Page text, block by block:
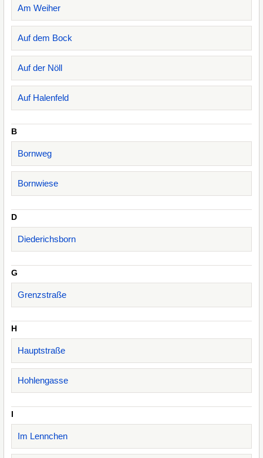
Am Weiher
Auf dem Bock
Auf der Nöll
Auf Halenfeld
B
Bornweg
Bornwiese
D
Diederichsborn
G
Grenzstraße
H
Hauptstraße
Hohlengasse
I
Im Lennchen